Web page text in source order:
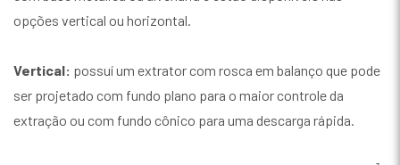
opções vertical ou horizontal.
Vertical: possuí um extrator com rosca em balanço que pode
ser projetado com fundo plano para o maior controle da
extração ou com fundo cônico para uma descarga rápida.